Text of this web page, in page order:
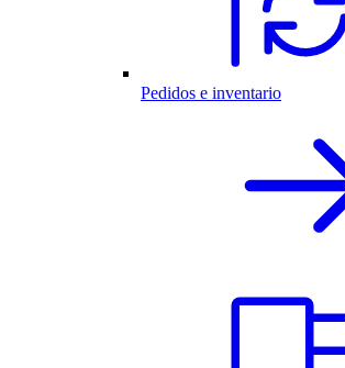
Pedidos e inventario